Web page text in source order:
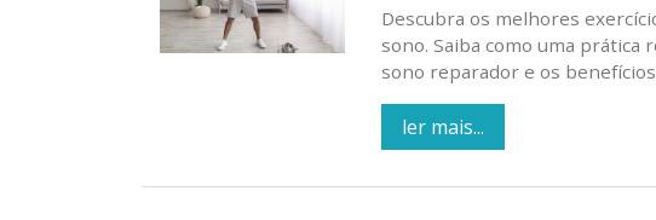
Descubra os melhores
sono. Saiba como uma
sono reparador e os
ler mais...